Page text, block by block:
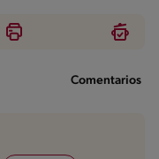
Comentarios